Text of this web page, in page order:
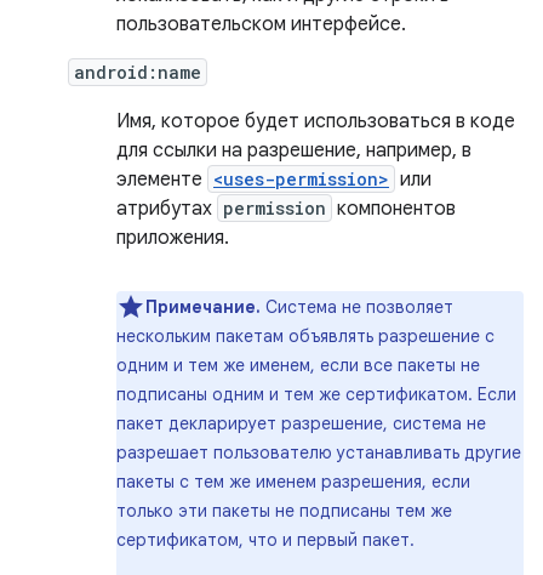
пользовательском интерфейсе.
android:name
Имя, которое будет использоваться в коде
для ссылки на разрешение, например, в
элементе <uses-permission> или
атрибутах permission компонентов
приложения.
Примечание. Система не позволяет
нескольким пакетам объявлять разрешение с
одним и тем же именем, если все пакеты не
подписаны одним и тем же сертификатом. Если
пакет декларирует разрешение, система не
разрешает пользователю устанавливать другие
пакеты с тем же именем разрешения, если
только эти пакеты не подписаны тем же
сертификатом, что и первый пакет.